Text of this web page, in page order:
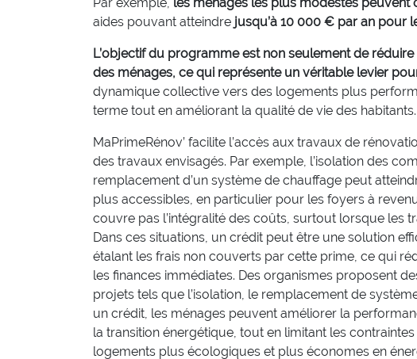
aides pouvant atteindre jusqu’à 10 000 € par an pour
L’objectif du programme est non seulement de
des ménages, ce qui représente un véritable levier
dynamique collective vers des logements plus
terme tout en améliorant la qualité de vie des habitants.
MaPrimeRénov’ facilite l’accès aux travaux de
des travaux envisagés. Par exemple, l’isolation des
remplacement d’un système de chauffage peut
plus accessibles, en particulier pour les foyers à
couvre pas l’intégralité des coûts, surtout lorsque les
Dans ces situations, un crédit peut être une solution
étalant les frais non couverts par cette prime, ce qui
les finances immédiates. Des organismes proposent
projets tels que l’isolation, le remplacement de
un crédit, les ménages peuvent améliorer la
la transition énergétique, tout en limitant les
logements plus écologiques et plus économes en